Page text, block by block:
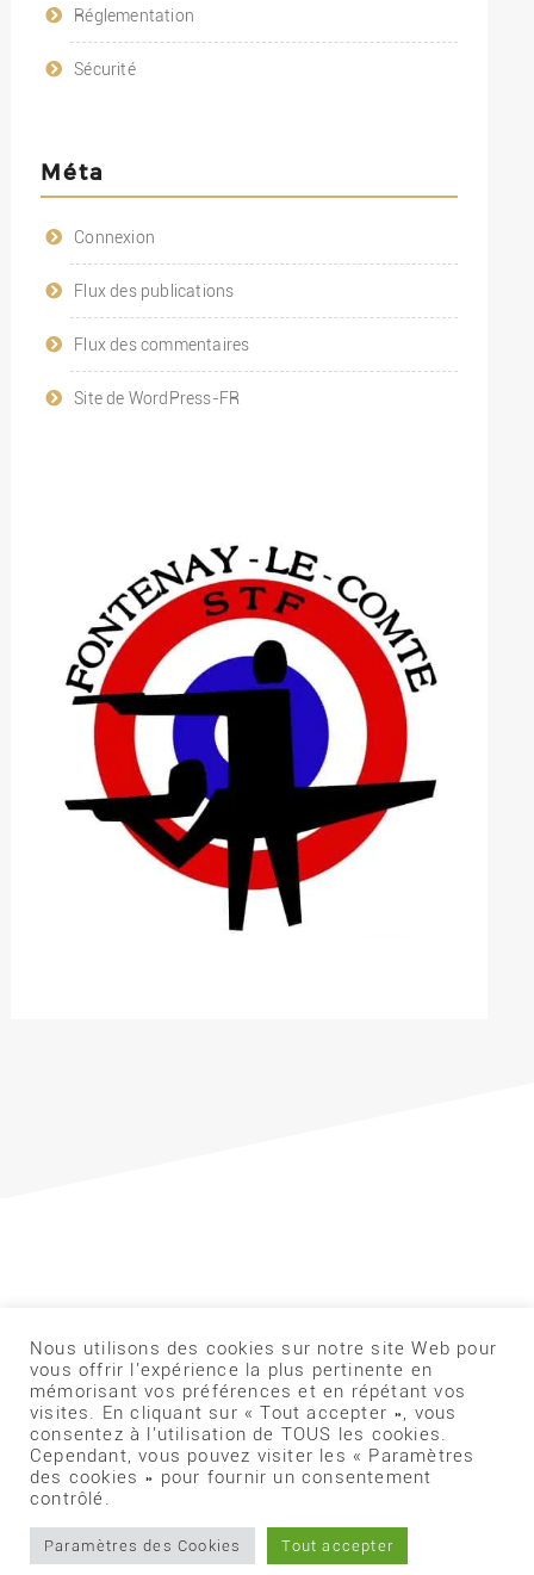
Réglementation
Sécurité
Méta
Connexion
Flux des publications
Flux des commentaires
Site de WordPress-FR
Société de tir Fontenaisienne S.T.F 85200 Fontenay le
Comte
Nous utilisons des cookies sur notre site Web pour
vous offrir l'expérience la plus pertinente en
mémorisant vos préférences et en répétant vos
visites. En cliquant sur « Tout accepter », vous
consentez à l'utilisation de TOUS les cookies.
Cependant, vous pouvez visiter les « Paramètres
des cookies » pour fournir un consentement
contrôlé.
Paramètres des Cookies Tout accepter